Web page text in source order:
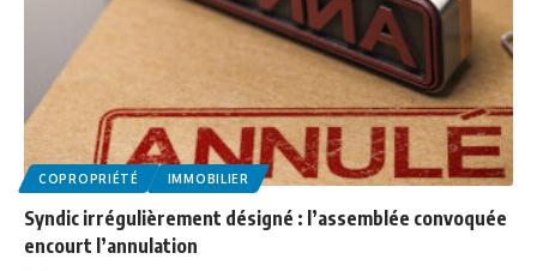
COPROPRIÉTÉ IMMOBILIER
Syndic irrégulièrement désigné : l’assemblée convoquée
encourt l’annulation